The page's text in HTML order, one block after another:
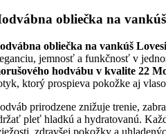
obliečka na
obliečka na vankúš
jemnosť a funkčnosť v
hodvábu v kvalite 22
ktorý prospieva pokožke aj
prirodzene znižuje trenie,
pleť hladkú a hydratovanú.
zdravšej pokožky a